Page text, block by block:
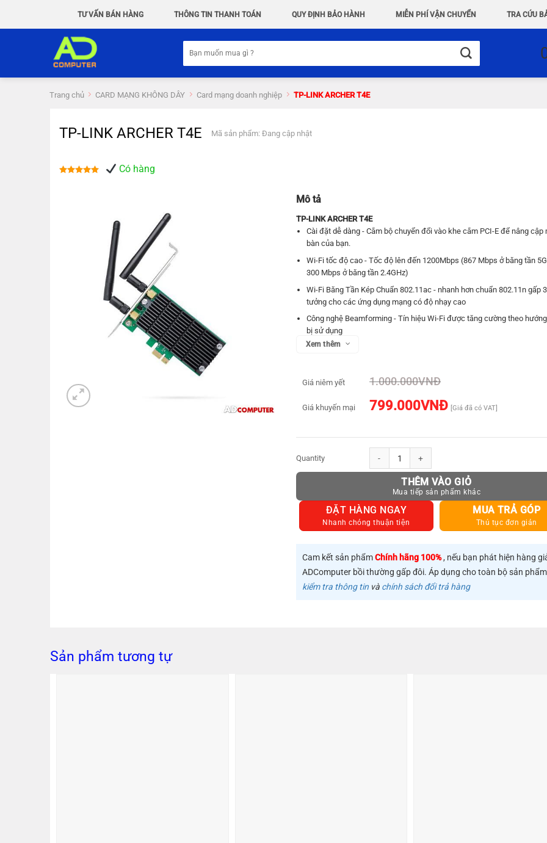
TƯ VẤN BÁN HÀNG THÔNG TIN THANH TOÁN QUY ĐỊNH BẢO HÀNH MIỄN PHÍ VẬN CHUYỂN TRA CỨU
kiếm:
Trang chủ CARD MẠNG KHÔNG DÂY Card mạng doanh nghiệp TP-LINK ARCHER T4E
TP-LINK ARCHER T4E Mã sản phẩm: Đang cập nhật
Có hàng
Mô tả
TP-LINK ARCHER T4E
Cài đặt dễ dàng - Cắm bộ chuyển đổi vào khe cắm PCI-E để nâng cập
bàn của bạn.
Wi-Fi tốc độ cao - Tốc độ lên đến 1200Mbps (867 Mbps ở băng tần
300 Mbps ở băng tần 2.4GHz)
Wi-Fi Băng Tần Kép Chuẩn 802.11ac - nhanh hơn chuẩn 802.11n gấp
tưởng cho các ứng dụng mạng có độ nhạy cao
Công nghệ Beamforming - Tín hiệu Wi-Fi được tăng cường theo
bị sử dụng
Chân đế nhiều kích thước - phù hợp cho tất cả các PC
Vùng phủ sóng rộng - Hai ăng ten ngoài đảm bảo vùng phủ sóng Wi-Fi
Xem thêm
Giá niêm yết 1.000.000VNĐ
Giá khuyến mại 799.000VNĐ [Giá đã có VAT]
TP-LINK ARCHER T4E số lượng
THÊM VÀO GIỎ
ĐẶT HÀNG NGAY
Nhanh chóng thuận tiện
MUA TRẢ GÓP
Thủ tục đơn giản
Cam kết sản phẩmChính hãng 100%, nếu bạn phát hiện hàng
ADComputer bồi thường gấp đôi. Áp dụng cho toàn bộ sản
kiểm tra thông tin và chính sách đổi trả hàng
Sản phẩm tương tự